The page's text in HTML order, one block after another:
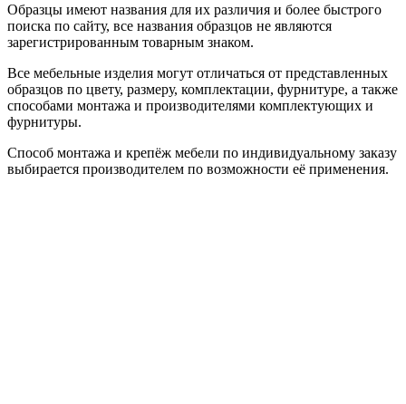
Образцы имеют названия для их различия и более быстрого
поиска по сайту, все названия образцов не являются
зарегистрированным товарным знаком.
Все мебельные изделия могут отличаться от представленных
образцов по цвету, размеру, комплектации, фурнитуре, а также
способами монтажа и производителями комплектующих и
фурнитуры.
Способ монтажа и крепёж мебели по индивидуальному заказу
выбирается производителем по возможности её применения.